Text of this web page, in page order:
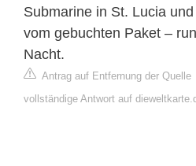
Submarine in St. Lucia
vom gebuchten Paket –
Nacht.
Antrag auf Entfernung der Quelle
vollständige Antwort auf